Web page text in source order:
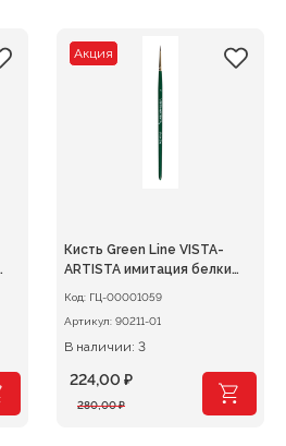
Акция
Кисть Green Line VISTA-
ARTISTA имитация белки
круглая №01
Код: ГЦ-00001059
Артикул: 90211-01
В наличии: 3
280,00₽
Первоначальная
224,00 ₽
Текущая